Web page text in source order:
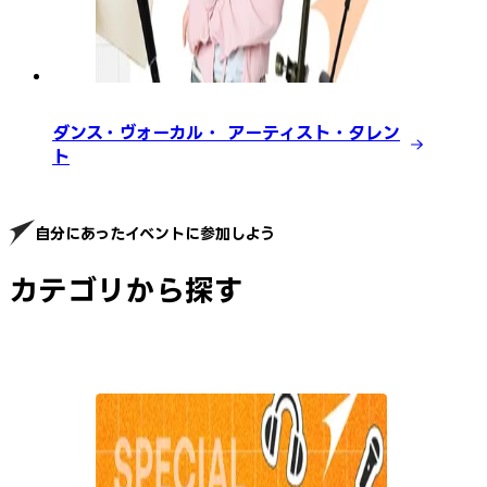
ダンス・ヴォーカル・ アーティスト・タレン
ト
自分にあったイベントに参加しよう
カテゴリから探す